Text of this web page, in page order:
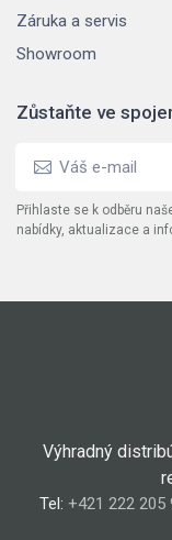
Záruka a servis
Showroom
Zůstaňte ve
Přihlaste se k odběru
nabídky, aktualizace a
Výhradný
Tel: +421 222 205